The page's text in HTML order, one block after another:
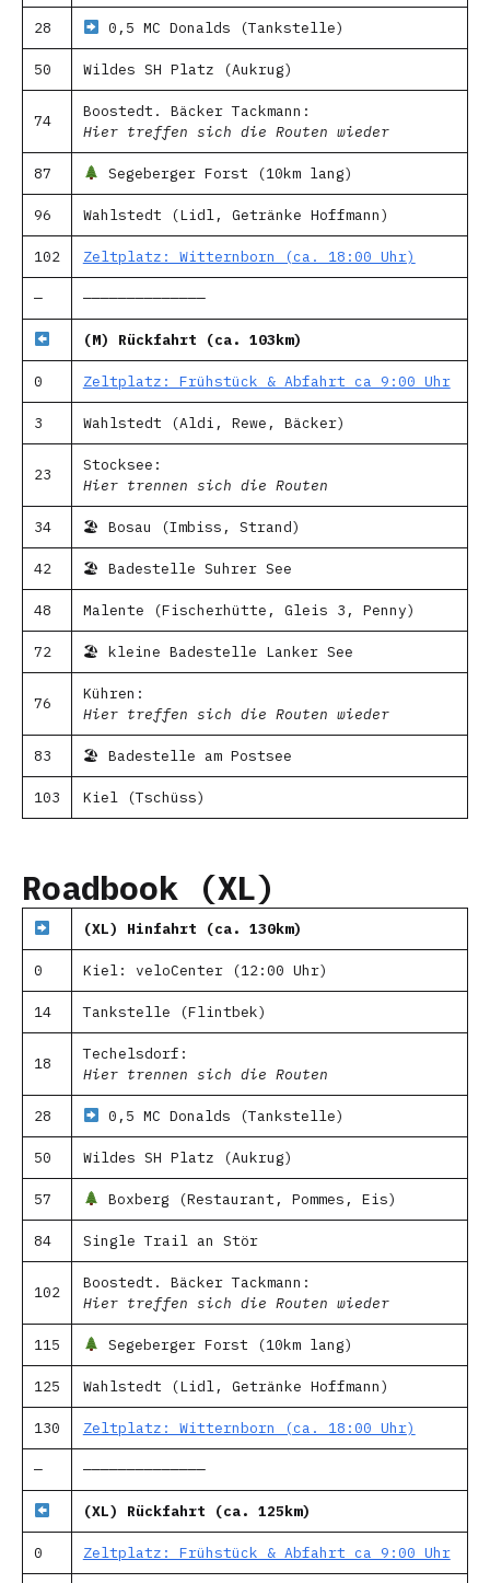
28 0,5 MC Donalds (Tankstelle)
50 Wildes SH Platz (Aukrug)
74
Boostedt. Bäcker Tackmann:
Hier treffen sich die Routen wieder
87 Segeberger Forst (10km lang)
96 Wahlstedt (Lidl, Getränke Hoffmann)
102 Zeltplatz: Witternborn (ca. 18:00 Uhr)
— ——————————————
(M) Rückfahrt (ca. 103km)
0 Zeltplatz: Frühstück & Abfahrt ca 9:00 Uhr
3 Wahlstedt (Aldi, Rewe, Bäcker)
23
Stocksee:
Hier trennen sich die Routen
34 🏖 Bosau (Imbiss, Strand)
42 🏖 Badestelle Suhrer See
48 Malente (Fischerhütte, Gleis 3, Penny)
72 🏖 kleine Badestelle Lanker See
76
Kühren:
Hier treffen sich die Routen wieder
83 🏖 Badestelle am Postsee
103 Kiel (Tschüss)
Roadbook (XL)
(XL) Hinfahrt (ca. 130km)
0 Kiel: veloCenter (12:00 Uhr)
14 Tankstelle (Flintbek)
18
Techelsdorf:
Hier trennen sich die Routen
28 0,5 MC Donalds (Tankstelle)
50 Wildes SH Platz (Aukrug)
57 Boxberg (Restaurant, Pommes, Eis)
84 Single Trail an Stör
102
Boostedt. Bäcker Tackmann:
Hier treffen sich die Routen wieder
115 Segeberger Forst (10km lang)
125 Wahlstedt (Lidl, Getränke Hoffmann)
130 Zeltplatz: Witternborn (ca. 18:00 Uhr)
— ——————————————
(XL) Rückfahrt (ca. 125km)
0 Zeltplatz: Frühstück & Abfahrt ca 9:00 Uhr